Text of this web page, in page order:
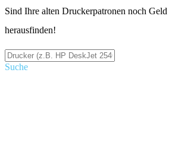
Sind Ihre alten Druckerpatronen noch Geld
herausfinden!
Suche